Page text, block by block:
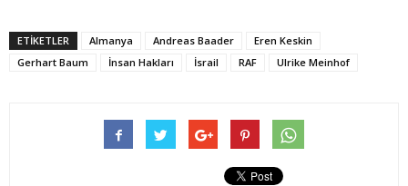
ETIKETLER Almanya Andreas Baader
Eren Keskin
Gerhart Baum
İnsan Hakları İsrail RAF Ulrike Meinhof